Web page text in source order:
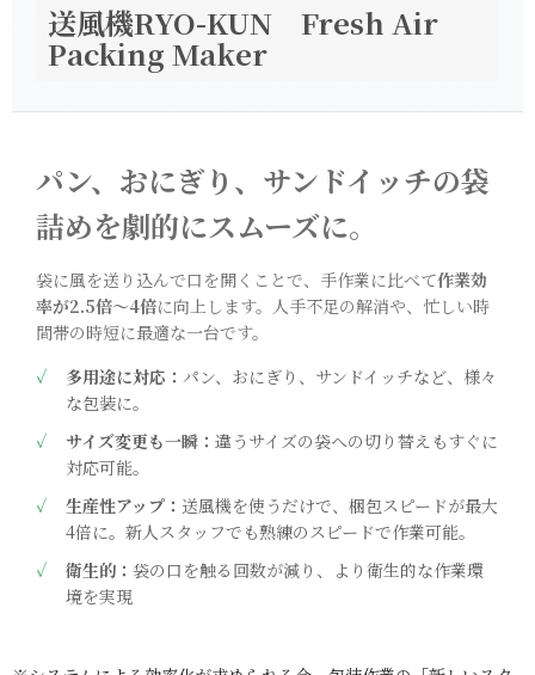
送風機RYO-KUN Fresh Air
Packing Maker
パン、おにぎり、サンドイッチの袋
詰めを劇的にスムーズに。
袋に風を送り込んで口を開くことで、手作業に比べて作業効
率が2.5倍〜4倍に向上します。人手不足の解消や、忙しい時
間帯の時短に最適な一台です。
多用途に対応： パン、おにぎり、サンドイッチなど、様々
な包装に。
サイズ変更も一瞬： 違うサイズの袋への切り替えもすぐに
対応可能。
生産性アップ： 送風機を使うだけで、梱包スピードが最大
4倍に。新人スタッフでも熟練のスピードで作業可能。
衛生的： 袋の口を触る回数が減り、より衛生的な作業環
境を実現